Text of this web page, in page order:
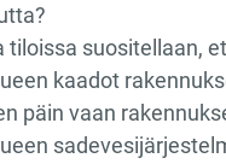
tiloissa suositellaan,
kaadot
päin vaan